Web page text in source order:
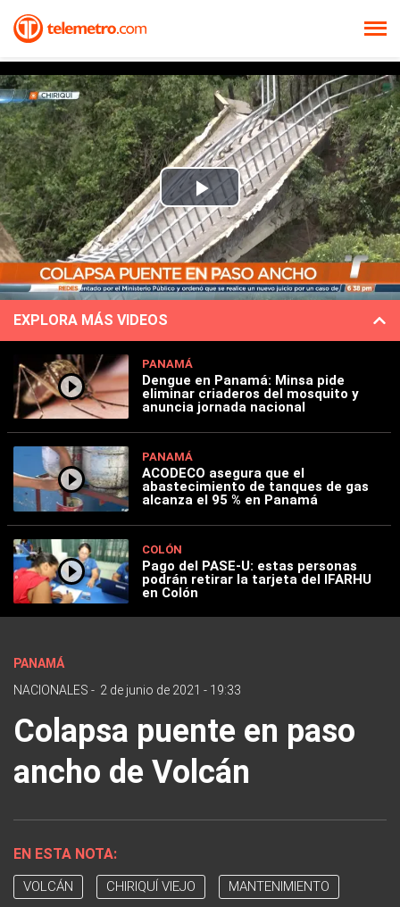
Play
Video
EXPLORA MÁS VIDEOS
PANAMÁ
Dengue en Panamá: Minsa pide
eliminar criaderos del mosquito y
anuncia jornada nacional
PANAMÁ
ACODECO asegura que el
abastecimiento de tanques de gas
alcanza el 95 % en Panamá
COLÓN
Pago del PASE-U: estas personas
podrán retirar la tarjeta del IFARHU
en Colón
PANAMÁ
NACIONALES - 2 de junio de 2021 - 19:33
Colapsa puente en paso
ancho de Volcán
EN ESTA NOTA:
VOLCÁN CHIRIQUÍ VIEJO MANTENIMIENTO